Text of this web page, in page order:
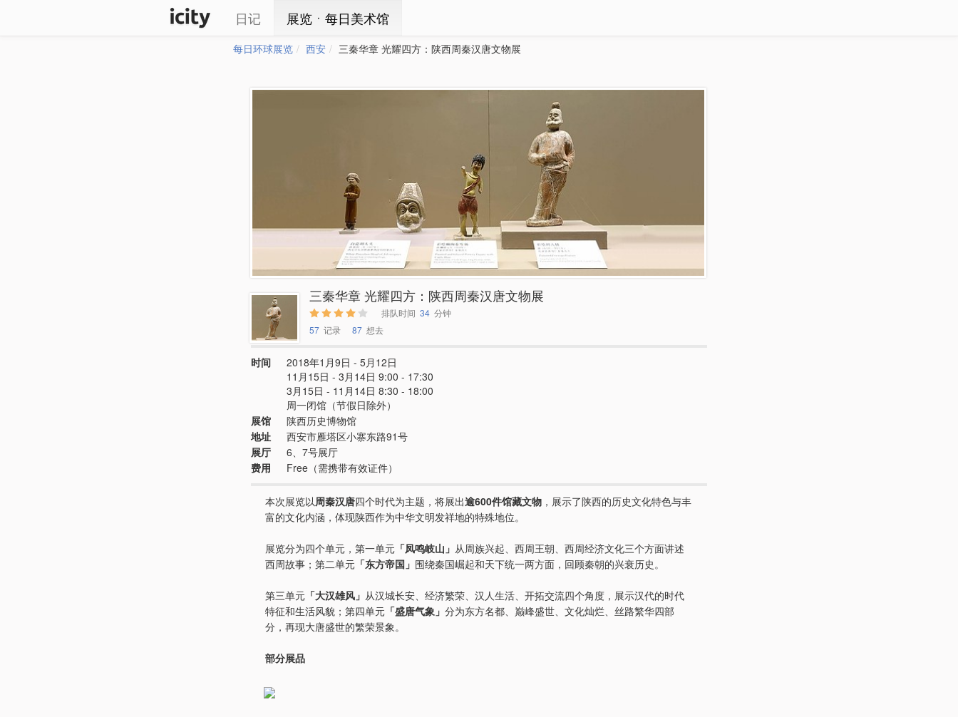
日记 展览ㆍ每日美术馆
每日环球展览 西安 三秦华章 光耀四方：陕西周秦汉唐文物展
三秦华章 光耀四方：陕西周秦汉唐文物展
排队时间 34 分钟
57 记录 87 想去
时间
2018年1月9日 - 5月12日
11月15日 - 3月14日 9:00 - 17:30
3月15日 - 11月14日 8:30 - 18:00
周一闭馆（节假日除外）
展馆
陕西历史博物馆
地址
西安市雁塔区小寨东路91号
展厅
6、7号展厅
费用
Free（需携带有效证件）
本次展览以周秦汉唐四个时代为主题，将展出逾600件馆藏文物 ，展示了陕西的历史文化特色与丰
富的文化内涵，体现陕西作为中华文明发祥地的特殊地位。
展览分为四个单元，第一单元 「凤鸣岐山」 从周族兴起、西周王朝、西周经济文化三个方面讲述
西周故事；第二单元 「东方帝国」 围绕秦国崛起和天下统一两方面，回顾秦朝的兴衰历史。
第三单元 「大汉雄风」 从汉城长安、经济繁荣、汉人生活、开拓交流四个角度，展示汉代的时代
特征和生活风貌；第四单元 「盛唐气象」 分为东方名都、巅峰盛世、文化灿烂、丝路繁华四部
分，再现大唐盛世的繁荣景象。
部分展品